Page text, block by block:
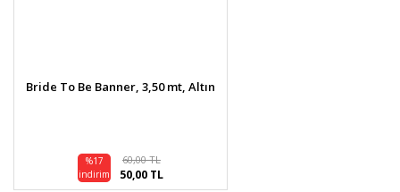
Bride To Be Banner, 3,50 mt, Altın
%17
indirim
60,00 TL
50,00 TL